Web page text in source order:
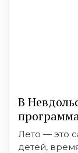
В
Лето — это
детей,